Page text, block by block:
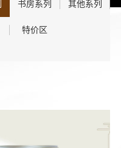
书房系列 其他系列
特价区